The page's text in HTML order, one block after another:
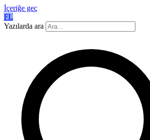
İçeriğe geç
FL
Yazılarda ara